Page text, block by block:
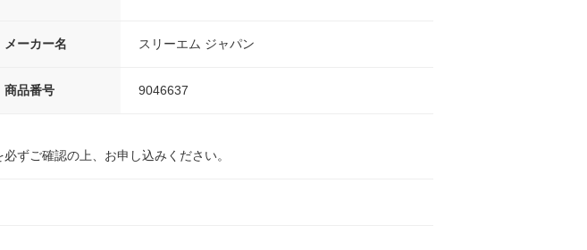
メーカー名 スリーエム ジャパン
商品番号 9046637
ずご確認の上、お申し込みください。